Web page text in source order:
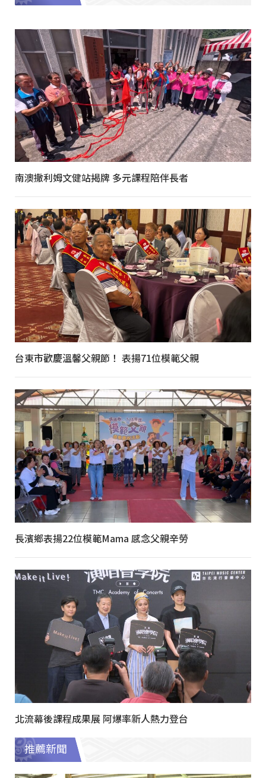
南澳撒利姆文健站揭牌 多元課程陪伴長者
台東市歡慶溫馨父親節！ 表揚71位模範父親
長濱鄉表揚22位模範Mama 感念父親辛勞
北流幕後課程成果展 阿爆率新人熱力登台
推薦新聞